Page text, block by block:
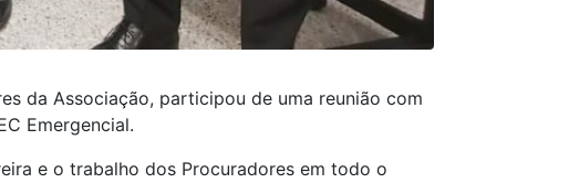
da Associação, participou de uma reunião com
Emergencial.
e o trabalho dos Procuradores em todo o